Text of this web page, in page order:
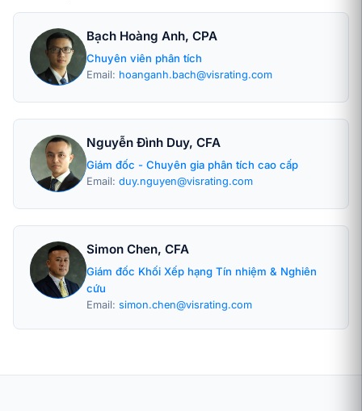
Bạch Hoàng Anh, CPA
Chuyên viên phân tích
Email: hoanganh.bach@visrating.com
Nguyễn Đình Duy, CFA
Giám đốc - Chuyên gia phân tích cao cấp
Email: duy.nguyen@visrating.com
Simon Chen, CFA
Giám đốc Khối Xếp hạng Tín nhiệm & Nghiên
cứu
Email: simon.chen@visrating.com